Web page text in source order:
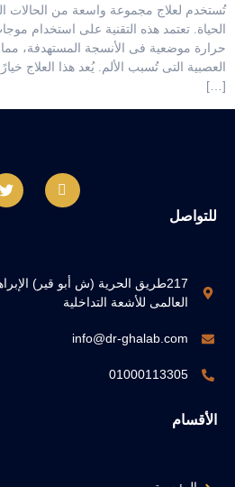
تُستخدم لعلاج مجموعة واسعة من الحالات
الحياة. تعتمد هذه التقنية على استخدام
حرارة موضعية فى الأنسجة المستهدفة،
العصبية التى تُسبب الألم. يُعد هذا العلاج
[…]
للتواصل
العالمى للأشعة التداخلية
info@dr-ghalab.com
01000113305
الأقسام